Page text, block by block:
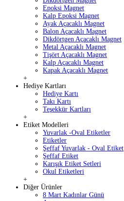
Epoksi Magnet
Kalp Epoksi Magnet
Ayak Açacaklı Magnet
Balon Açacaklı Magnet
Dikdörtgen Açacaklı Magnet
Metal Açacaklı Magnet
Tişört Açacaklı Magnet
Kalp Açacaklı Magnet
Kapak Açacaklı Magnet
+
Hediye Kartları
Hediye Kartı
Takı Kartı
Teşekkür Kartları
+
Etiket Modelleri
Yuvarlak -Oval Etiketler
Etiketler
Şeffaf Yuvarlak - Oval Etiket
Şeffaf Etiket
Karışık Etiket Setleri
Okul Etiketleri
+
Diğer Ürünler
8 Mart Kadınlar Günü